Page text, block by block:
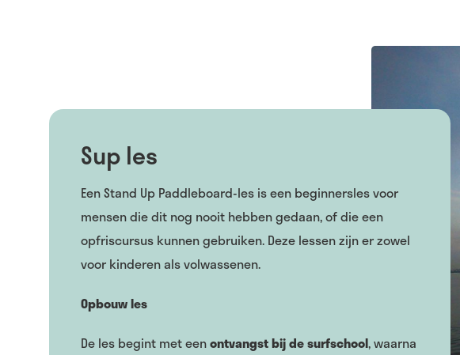
Sup les
Een Stand Up Paddleboard-les is een beginnersles voor
mensen die dit nog nooit hebben gedaan, of die een
opfriscursus kunnen gebruiken. Deze lessen zijn er zowel
voor kinderen als volwassenen.
Opbouw les
De les begint met eenontvangst bij de surfschool, waarna